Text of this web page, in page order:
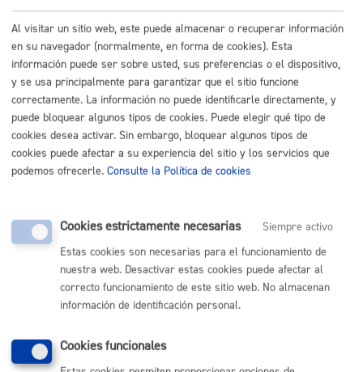
Al visitar un sitio web, este puede almacenar o recuperar información
en su navegador (normalmente, en forma de cookies). Esta
información puede ser sobre usted, sus preferencias o el dispositivo,
y se usa principalmente para garantizar que el sitio funcione
correctamente. La información no puede identificarle directamente, y
puede bloquear algunos tipos de cookies. Puede elegir qué tipo de
cookies desea activar. Sin embargo, bloquear algunos tipos de
cookies puede afectar a su experiencia del sitio y los servicios que
podemos ofrecerle. Consulte la Política de cookies
Cookies estrictamente necesarias
Siempre activo
Estas cookies son necesarias para el funcionamiento de
nuestra web. Desactivar estas cookies puede afectar al
correcto funcionamiento de este sitio web. No almacenan
información de identificación personal.
Cookies funcionales